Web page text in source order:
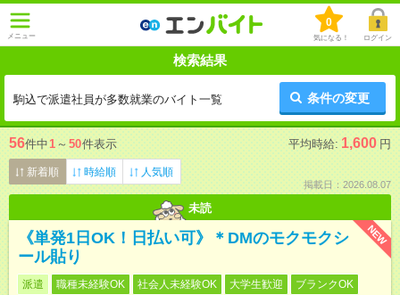
メニュー
0
気になる！ ログイン
検索結果
駒込で派遣社員が多数就業のバイト一覧 条件の変更
56件中1 ～ 50件表示 平均時給: 1,600 円
新着順 時給順 人気順
掲載日：2026.08.07
未読
NEW
《単発1日OK！日払い可》＊DMのモクモクシ
ール貼り
派遣 職種未経験OK 社会人未経験OK 大学生歓迎
ブランクOK